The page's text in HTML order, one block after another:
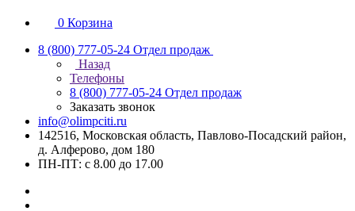
0 Корзина
8 (800) 777-05-24 Отдел продаж
Назад
Телефоны
8 (800) 777-05-24 Отдел продаж
Заказать звонок
info@olimpciti.ru
142516, Московская область, Павлово-Посадский район,
д. Алферово, дом 180
ПН-ПТ: с 8.00 до 17.00